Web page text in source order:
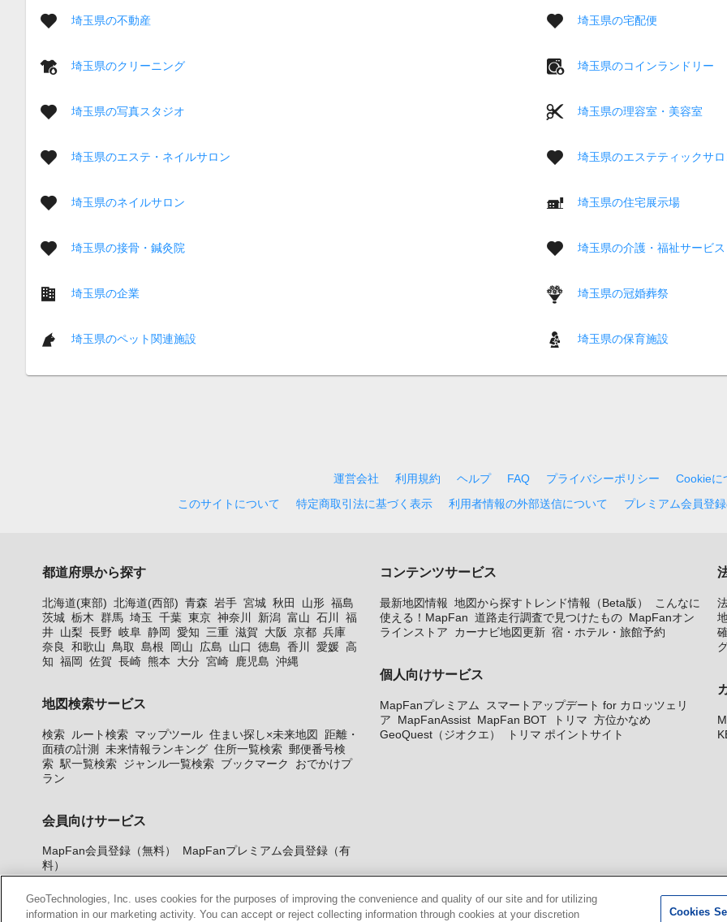
埼玉県の不動産 埼玉県の宅配便
埼玉県のクリーニング 埼玉県のコインランドリー
埼玉県の写真スタジオ 埼玉県の理容室・美容室
埼玉県のエステ・ネイルサロン 埼玉県のエステティックサ
埼玉県のネイルサロン 埼玉県の住宅展示場
埼玉県の接骨・鍼灸院 埼玉県の介護・福祉サービス
埼玉県の企業 埼玉県の冠婚葬祭
埼玉県のペット関連施設 埼玉県の保育施設
運営会社 利用規約 ヘルプ FAQ プライバシーポリシー
Cookieに
このサイトについて
特定商取引法に基づく表示 利用者情報の外部送信について プレミアム会員登
都道府県から探す
北海道(東部) 北海道(西部) 青森 岩手 宮城 秋田 山形 福島
茨城 栃木 群馬 埼玉 千葉 東京 神奈川 新潟 富山 石川
福
井 山梨 長野 岐阜 静岡 愛知 三重 滋賀 大阪 京都 兵庫
奈良
和歌山 鳥取 島根 岡山 広島 山口 徳島 香川 愛媛 高
知 福岡 佐賀 長崎 熊本 大分 宮崎 鹿児島 沖縄
地図検索サービス
検索 ルート検索 マップツール 住まい探し×未来地図
距離・
面積の計測 未来情報ランキング 住所一覧検索 郵便番号検
索 駅一覧検索 ジャンル一覧検索 ブックマーク
おでかけプ
ラン
会員向けサービス
MapFan会員登録（無料）
MapFanプレミアム会員登録（有
料）
コンテンツサービス
最新地図情報 地図から探すトレンド情報（Beta版）
こんなに
使える！MapFan 道路走行調査で見つけたもの MapFanオン
ラインストア
カーナビ地図更新 宿・ホテル・旅館予約
個人向けサービス
MapFanプレミアム
スマートアップデート for カロッツェリ
ア
MapFanAssist MapFan BOT トリマ 方位かなめ
GeoQuest（ジオクエ）
トリマ ポイントサイト
GeoTechnologies, Inc. uses cookies for the purposes of improving the convenience and quality of our site and for utilizing
information in our marketing activity. You can accept or reject collecting information through cookies at your discretion
Cookies